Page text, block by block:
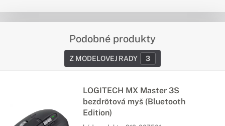
Podobné produkty
Z MODELOVEJ RADY 3
LOGITECH MX Master 3S
bezdrôtová myš (Bluetooth
Edition)